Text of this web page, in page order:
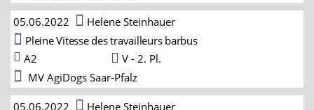
05.06.2022
Helene Steinhauer
Pleine Vitesse des travailleurs barbus
A2
V - 2. Pl.
MV AgiDogs Saar-Pfalz
05.06.2022
Helene Steinhauer